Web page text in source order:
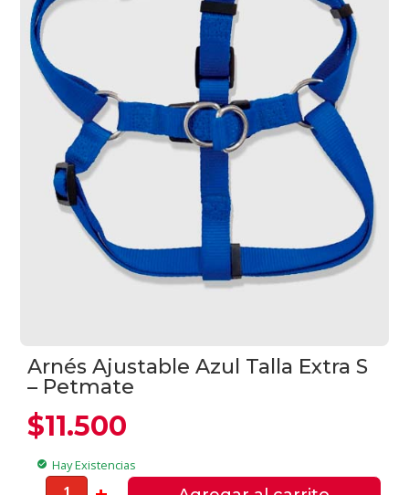
Arnés Ajustable Azul Talla Extra S
– Petmate
$11.500
check_circle Hay Existencias
Arnés